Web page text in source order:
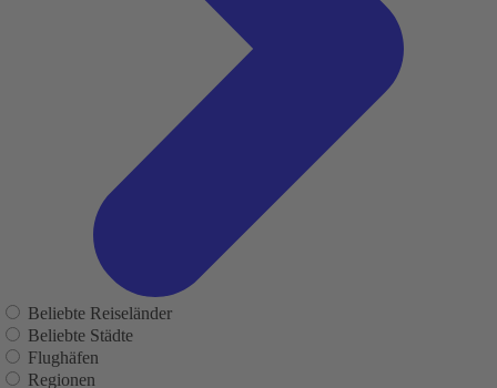
Beliebte Reiseländer
Beliebte Städte
Flughäfen
Regionen